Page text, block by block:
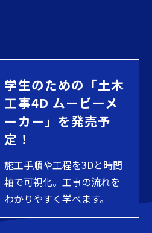
学生のための「土木
工事4D ムービーメ
ーカー」を発売予
定！
施工手順や工程を3Dと時間
軸で可視化。工事の流れを
わかりやすく学べます。